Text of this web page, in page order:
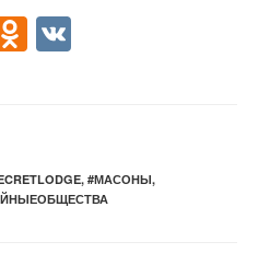
O
kl
a
, #МАСОНЫ,